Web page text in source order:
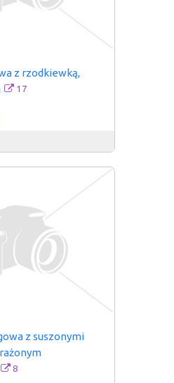
z rzodkiewką,
17
z suszonymi
8